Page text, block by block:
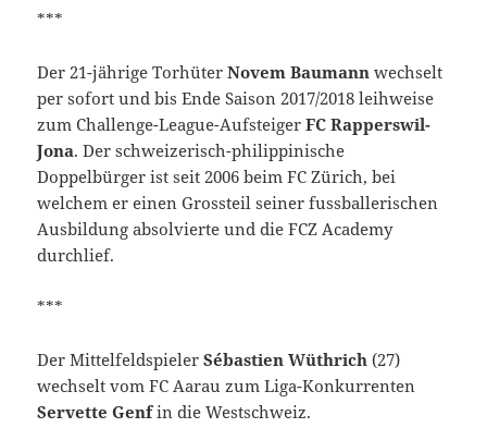
***
Der 21-jährige TorhüterNovem Baumann wechselt
per sofort und bis Ende Saison 2017/2018 leihweise
zum Challenge-League-AufsteigerFC Rapperswil-
Jona. Der schweizerisch-philippinische
Doppelbürger ist seit 2006 beim FC Zürich, bei
welchem er einen Grossteil seiner fussballerischen
Ausbildung absolvierte und die FCZ Academy
durchlief.
***
Der MittelfeldspielerSébastien Wüthrich (27)
wechselt vom FC Aarau zum Liga-Konkurrenten
Servette Genfin die Westschweiz.